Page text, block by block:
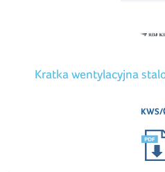
Kratka wentylacyjna